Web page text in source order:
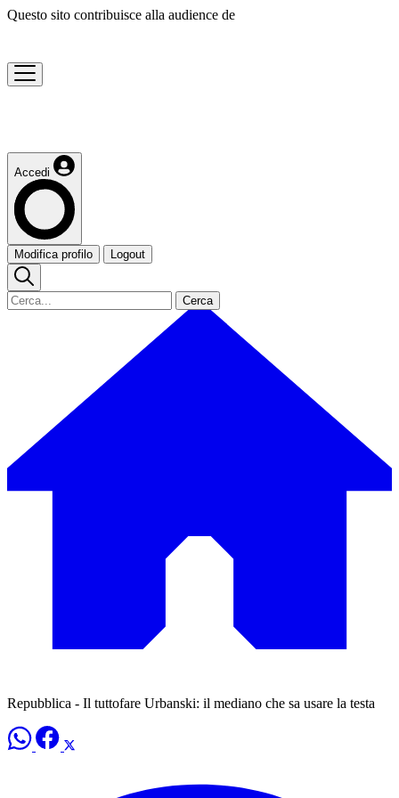
Questo sito contribuisce alla audience de
Accedi
Modifica profilo Logout
Cerca
Repubblica - Il tuttofare Urbanski: il mediano che sa usare la testa